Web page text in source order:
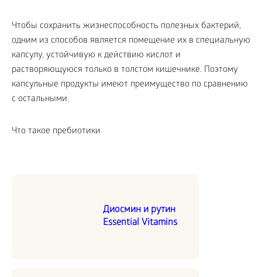
Чтобы сохранить жизнеспособность полезных бактерий,
одним из способов является помещение их в специальную
капсулу, устойчивую к действию кислот и
растворяющуюся только в толстом кишечнике. Поэтому
капсульные продукты имеют преимущество по сравнению
с остальными.
Что такое пребиотики
Диосмин и рутин
Essential Vitamins